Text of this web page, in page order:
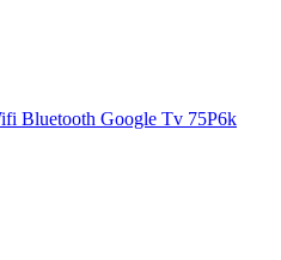
Bluetooth Google Tv 75P6k